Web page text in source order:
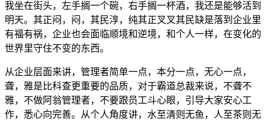
我坐在街头， 左手搁一个碗， 右手搁一杯酒， 我还是能够活到
明天。 其正闷， 闷， 其民淳， 纯其正叉叉其民缺是落到 企业里
有福有祸， 企业也会面 临顺境和逆境， 和个人一样， 在变化的
世界里守住不变的东西。
从企业层面来讲， 管理者简单一点， 本分一点， 无心一点，
聋， 雅是 比科查更重要的品质， 对于霸道总裁来说， 不聋不
雅， 不做阿翁管理者， 不要跟员工斗心眼， 引 导大家安心工
作， 悉心向完善。 从个人角度讲， 水至清则 无鱼， 人至茶则 无